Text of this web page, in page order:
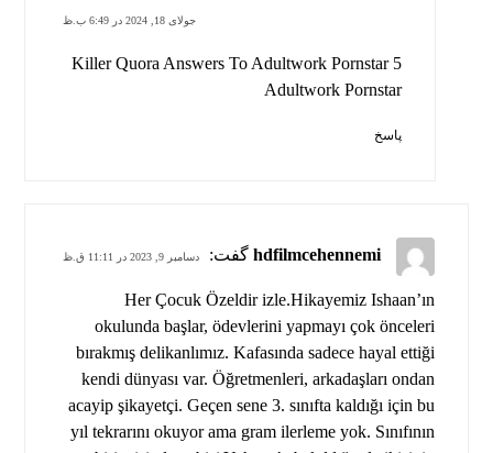
جولای 18, 2024 در 6:49 ب.ظ
5 Killer Quora Answers To Adultwork Pornstar
Adultwork Pornstar
پاسخ
hdfilmcehennemi گفت: دسامبر 9, 2023 در 11:11 ق.ظ
Her Çocuk Özeldir izle.Hikayemiz Ishaan’ın
okulunda başlar, ödevlerini yapmayı çok önceleri
bırakmış delikanlımız. Kafasında sadece hayal ettiği
kendi dünyası var. Öğretmenleri, arkadaşları ondan
acayip şikayetçi. Geçen sene 3. sınıfta kaldığı için bu
yıl tekrarını okuyor ama gram ilerleme yok. Sınıfının